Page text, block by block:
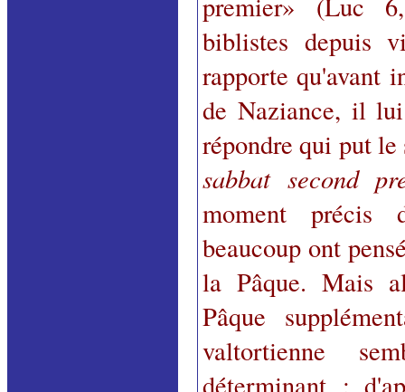
biblistes depuis
rapporte qu'avant
de Naziance, il
répondre qui put
sabbat second
moment précis
beaucoup ont
la Pâque. Mais
Pâque
valtortienne
déterminant :